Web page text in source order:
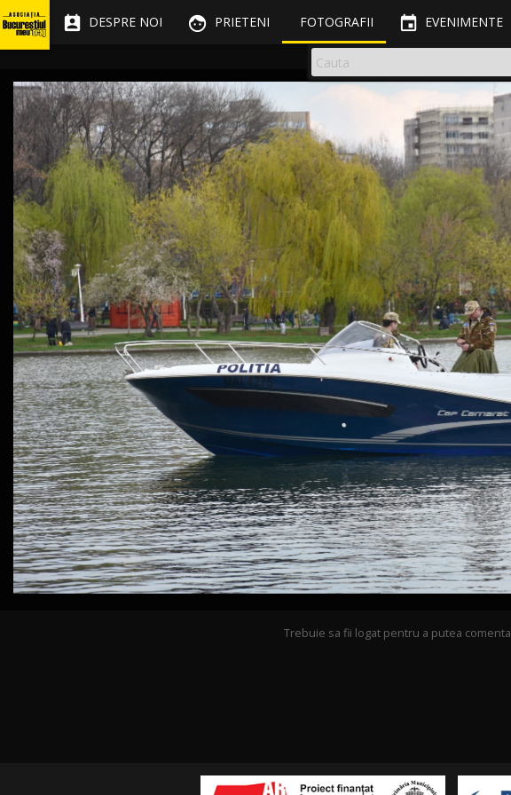
 DESPRE NOI  PRIETENI FOTOGRAFII  EVENIMENTE
Trebuie sa fii logat pentru a putea comenta